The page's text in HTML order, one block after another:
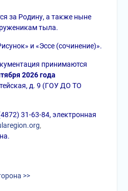
за Родину, а также ныне
тыла.
и «Эссе (сочинение)».
принимаются
2026 года
д. 9 (ГОУ ДО ТО
31-63-84, электронная
,
>>